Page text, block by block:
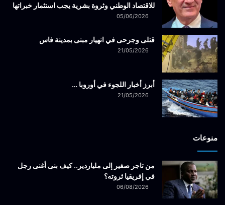
للاقتصاد الوطني وثروة بشرية يجب استثمار خبراتها
05/06/2026
قتلى وجرحى في انهيار مبنى بمدينة فاس
21/05/2026
أبرز أخبار اللجوء في أوروبا …
21/05/2026
منوعات
من تاجر صغير إلى ملياردير.. كيف بنى أغنى رجل
في إفريقيا ثروته؟
06/08/2026